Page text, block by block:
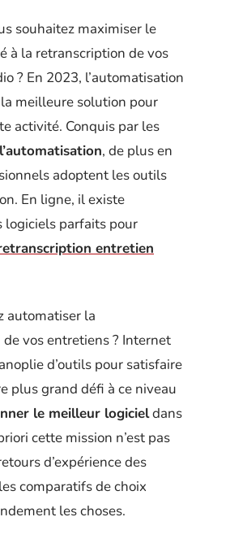
souhaitez maximiser le
à la retranscription de vos
? En 2023, l’automatisation
meilleure solution pour
activité. Conquis par les
, de plus en
adoptent les outils
En ligne, il existe
logiciels parfaits pour
entretien
automatiser la
vos entretiens ? Internet
d’outils pour satisfaire
plus grand défi à ce niveau
le meilleur logicieldans
cette mission n’est pas
d’expérience des
comparatifs de choix
les choses.